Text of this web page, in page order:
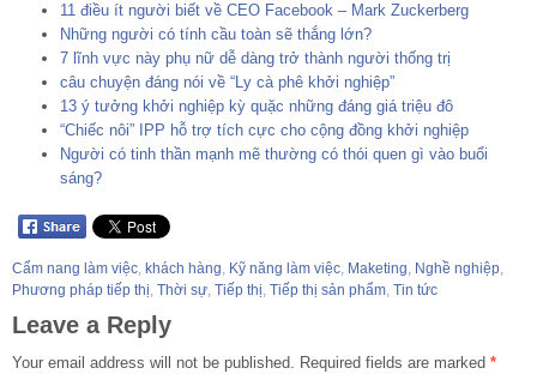
11 điều ít người biết về CEO Facebook – Mark Zuckerberg
Những người có tính cầu toàn sẽ thắng lớn?
7 lĩnh vực này phụ nữ dễ dàng trở thành người thống trị
câu chuyện đáng nói về “Ly cà phê khởi nghiệp”
13 ý tưởng khởi nghiệp kỳ quặc những đáng giá triệu đô
“Chiếc nôi” IPP hỗ trợ tích cực cho cộng đồng khởi nghiệp
Người có tinh thần mạnh mẽ thường có thói quen gì vào buổi
sáng?
Cẩm nang làm việc, khách hàng, Kỹ năng làm việc, Maketing, Nghề nghiệp,
Phương pháp tiếp thị, Thời sự, Tiếp thị, Tiếp thị sản phẩm, Tin tức
Leave a Reply
Your email address will not be published. Required fields are marked *